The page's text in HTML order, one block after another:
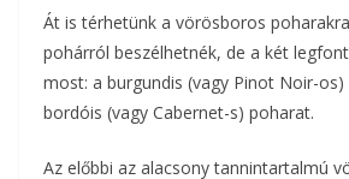
Át is térhetünk a vörösboros
pohárról beszélhetnék, de a két
most: a burgundis (vagy Pinot Noir-
bordóis (vagy Cabernet-s) poharat.
Az előbbi az alacsony tannintartalmú